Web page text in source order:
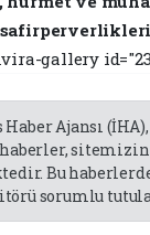
gallery
Haber Ajansı
Bu
sorumlu